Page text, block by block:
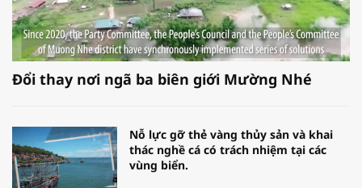
Đổi thay nơi ngã ba biên giới Mường Nhé
Nỗ lực gỡ thẻ vàng thủy sản và khai
thác nghề cá có trách nhiệm tại các
vùng biển.